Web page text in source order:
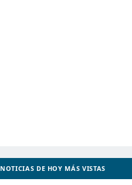
NOTICIAS DE HOY MÁS VISTAS